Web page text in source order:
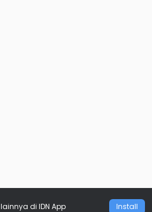
lainnya di IDN App Install